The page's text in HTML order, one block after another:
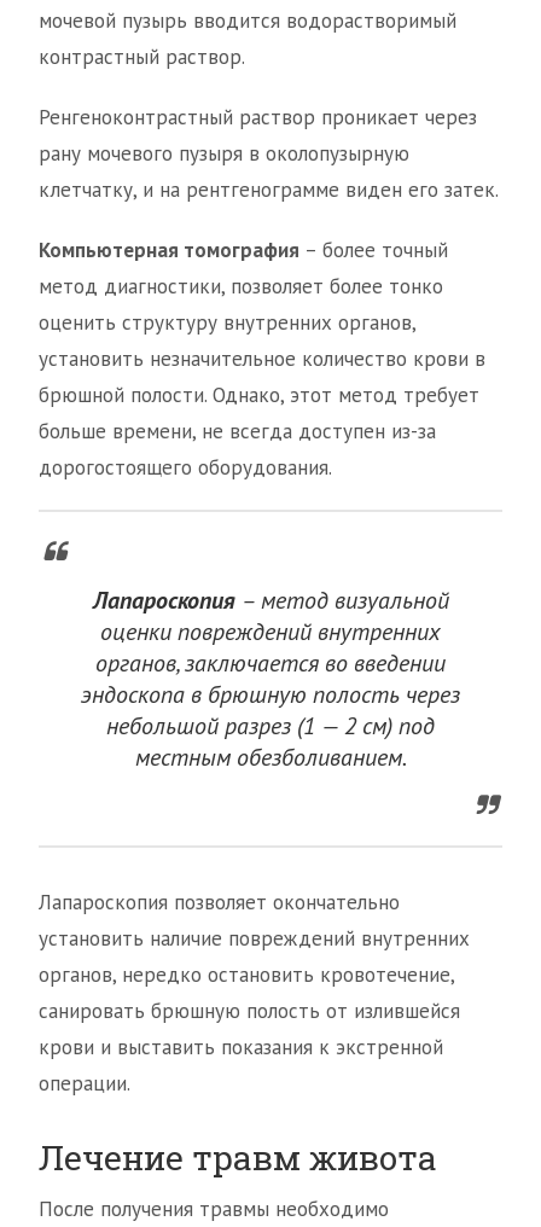
мочевой пузырь вводится водорастворимый
контрастный раствор.
Ренгеноконтрастный раствор проникает через
рану мочевого пузыря в околопузырную
клетчатку, и на рентгенограмме виден его затек.
Компьютерная томография – более точный
метод диагностики, позволяет более тонко
оценить структуру внутренних органов,
установить незначительное количество крови в
брюшной полости. Однако, этот метод требует
больше времени, не всегда доступен из-за
дорогостоящего оборудования.
Лапароскопия– метод визуальной
оценки повреждений внутренних
органов, заключается во введении
эндоскопа в брюшную полость через
небольшой разрез (1 — 2 см) под
местным обезболиванием.
Лапароскопия позволяет окончательно
установить наличие повреждений внутренних
органов, нередко остановить кровотечение,
санировать брюшную полость от излившейся
крови и выставить показания к экстренной
операции.
Лечение травм живота
После получения травмы необходимо